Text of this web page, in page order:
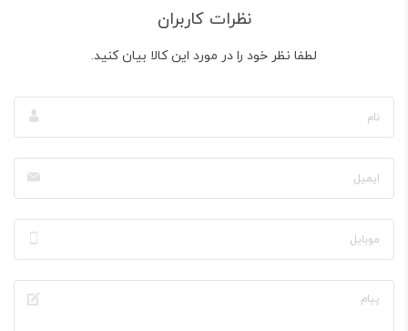
نظرات کاربران
لطفا نظر خود را در مورد این کالا بیان کنید.